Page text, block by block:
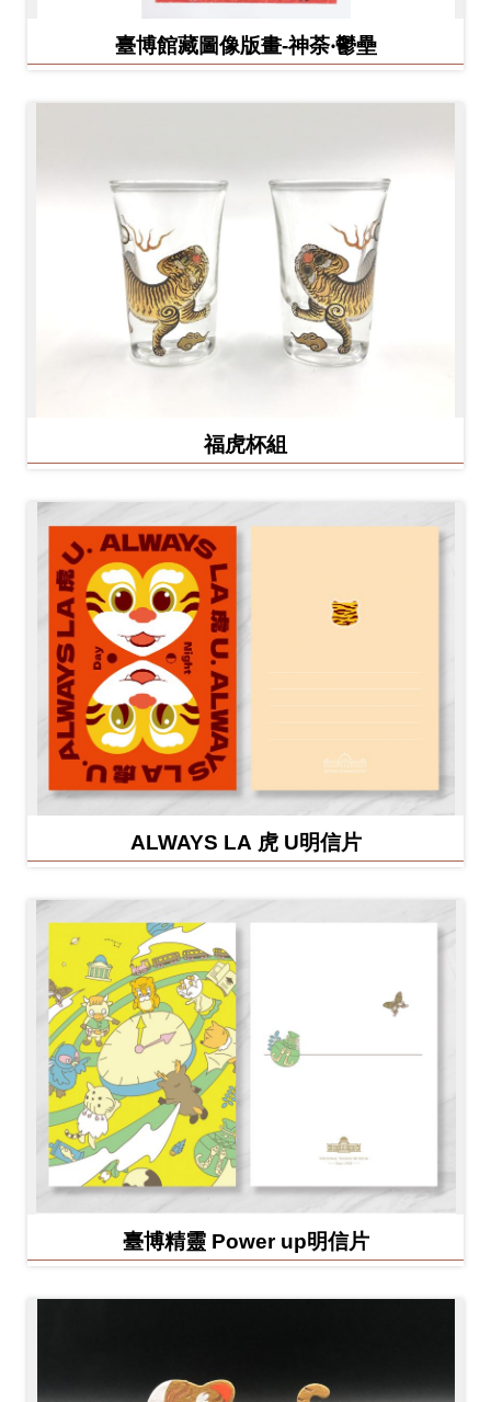
臺博館藏圖像版畫-神荼‧鬱壘
福虎杯組
ALWAYS LA 虎 U明信片
臺博精靈 Power up明信片